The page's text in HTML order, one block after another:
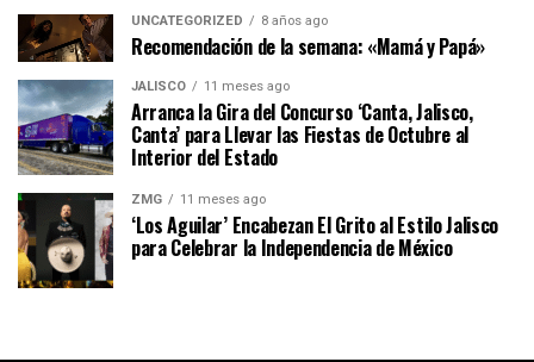
UNCATEGORIZED 8 años ago
Recomendación de la semana: «Mamá y Papá»
JALISCO 11 meses ago
Arranca la Gira del Concurso ‘Canta, Jalisco,
Canta’ para Llevar las Fiestas de Octubre al
Interior del Estado
ZMG 11 meses ago
‘Los Aguilar’ Encabezan El Grito al Estilo Jalisco
para Celebrar la Independencia de México